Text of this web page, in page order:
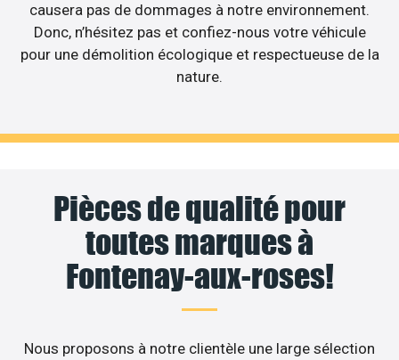
causera pas de dommages à notre environnement.
Donc, n’hésitez pas et confiez-nous votre véhicule
pour une démolition écologique et respectueuse de la
nature.
Pièces de qualité pour
toutes marques à
Fontenay-aux-roses!
Nous proposons à notre clientèle une large sélection